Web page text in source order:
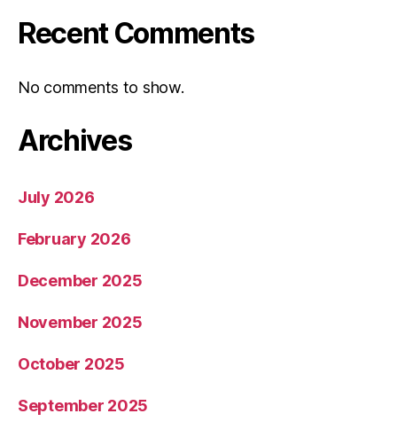
Recent Comments
No comments to show.
Archives
July 2026
February 2026
December 2025
November 2025
October 2025
September 2025